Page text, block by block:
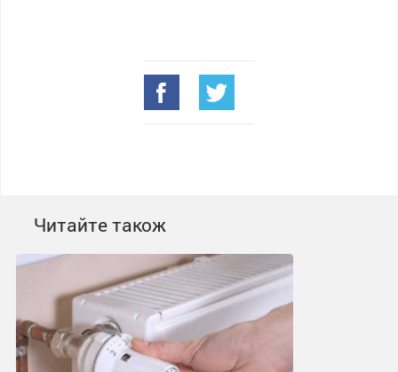
Читайте також